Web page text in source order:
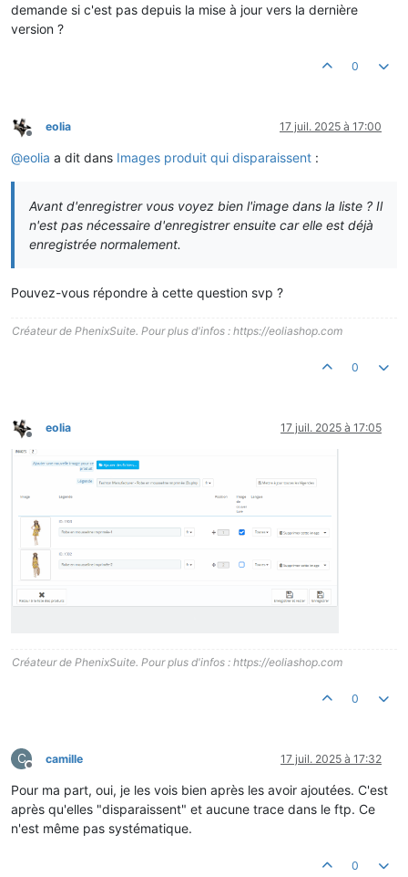
demande si c'est pas depuis la mise à jour vers la dernière
version ?
0
Hors-ligne
eolia 17 juil. 2025 à 17:00
@eolia a dit dans Images produit qui disparaissent :
Avant d'enregistrer vous voyez bien l'image dans la liste ? Il
n'est pas nécessaire d'enregistrer ensuite car elle est déjà
enregistrée normalement.
Pouvez-vous répondre à cette question svp ?
Créateur de PhenixSuite. Pour plus d'infos : https://eoliashop.com
0
Hors-ligne
eolia 17 juil. 2025 à 17:05
Créateur de PhenixSuite. Pour plus d'infos : https://eoliashop.com
0
C
Hors-ligne
camille 17 juil. 2025 à 17:32
Pour ma part, oui, je les vois bien après les avoir ajoutées. C'est
après qu'elles "disparaissent" et aucune trace dans le ftp. Ce
n'est même pas systématique.
0